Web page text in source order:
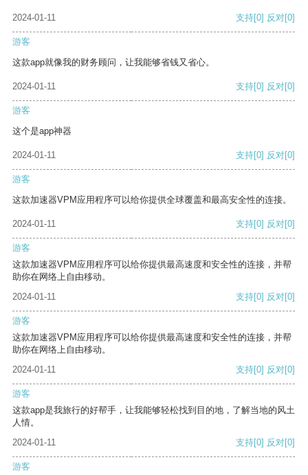
2024-01-11 支持[0] 反对[0]
游客
这款app就像我的财务顾问，让我能够省钱又省心。
2024-01-11 支持[0] 反对[0]
游客
这个是app神器
2024-01-11 支持[0] 反对[0]
游客
这款加速器VPM应用程序可以给你提供全球覆盖和最高安全性的连接。
2024-01-11 支持[0] 反对[0]
游客
这款加速器VPM应用程序可以给你提供最高速度和安全性的连接，并帮
助你在网络上自由移动。
2024-01-11
支持[0] 反对[0]
游客
这款加速器VPM应用程序可以给你提供最高速度和安全性的连接，并帮
助你在网络上自由移动。
2024-01-11
支持[0] 反对[0]
游客
这款app是我旅行的好帮手，让我能够轻松找到目的地，了解当地的风土
人情。
2024-01-11
支持[0] 反对[0]
游客